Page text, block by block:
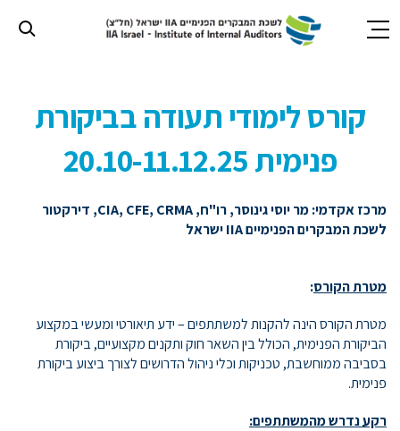
אינטרנט,
לעבור
לאזור
קורס לימודי תעודה בביקורת
פנימית 20.10-11.12.25
מרכז אקדמי: מר יוסי גינוסר, רו"ח, CIA, CFE, CRMA
, דירקטור
לשכת המבקרים הפנימייםIIAישראל
מטרת הקורס:
מטרת הקורס הינה להקנות למשתתפים – ידע תיאורטי ומעשי במקצוע
הביקורת הפנימית, הכולל בין השאר חוק ותקנים מקצועיים, ביקורת
בסביבה ממוחשבת, טכניקות וכלי ניהול הדרושים לצורך ביצוע ביקורת
פנימית.
רקע נדרש מהמשתתפים: